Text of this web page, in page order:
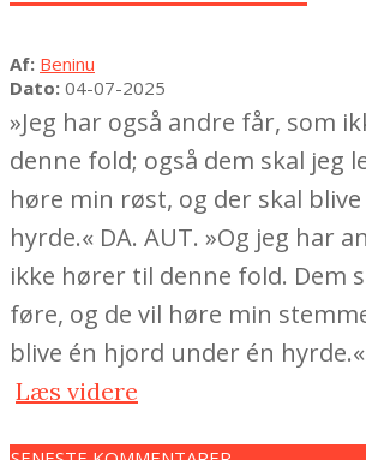
2025-
07-
04
Af: Beninu
Dato: 04-07-2025
»Jeg har også andre får, som
denne fold; også dem skal jeg
høre min røst, og der skal
hyrde.« DA. AUT. »Og jeg har
ikke hører til denne fold. Dem
føre, og de vil høre min
blive én hjord under én hyrde.«
Læs videre